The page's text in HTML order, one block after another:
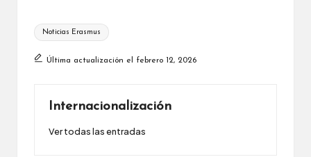
Etiquetas:
Noticias Erasmus
Última actualización el febrero 12, 2026
Internacionalización
Ver todas las entradas